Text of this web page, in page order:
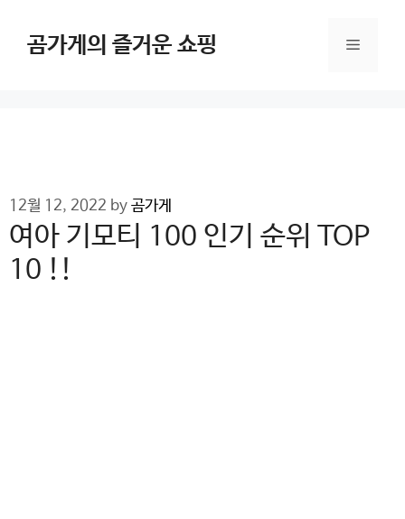
content곰가게의 즐거운 쇼핑 Menu
12월 12, 2022 by 곰가게
여아 기모티 100 인기 순위 TOP
10 !!